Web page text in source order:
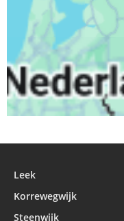
Leek
Korrewegwijk
Steenwijk